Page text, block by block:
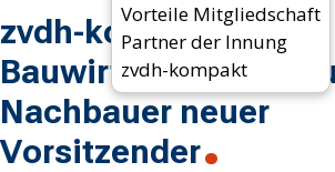
Vorteile Mitgliedschaft
Partner der Innung
zvdh-kompakt
zvdh-kompakt 12/
Bauwirtschaft:
Nachbauer neuer
Vorsitzender